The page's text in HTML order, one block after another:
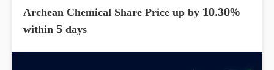
Archean Chemical Share Price up by 10.30%
within 5 days